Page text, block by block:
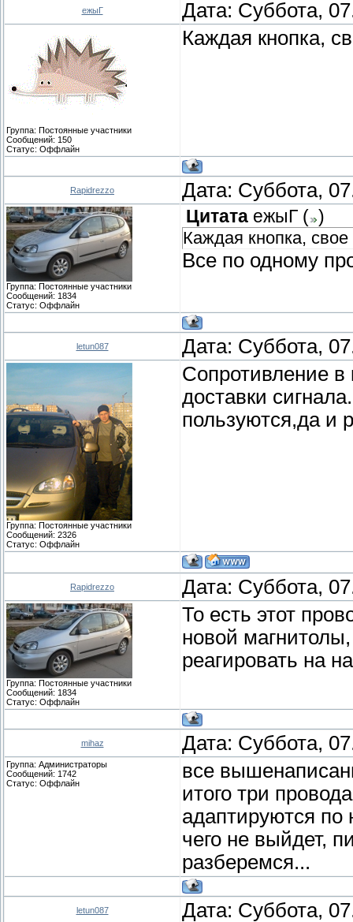
ежыГ Дата: Суббота,
Группа: Постоянные участники
Сообщений: 150
Статус: Оффлайн
Каждая кнопка,
Rapidrezzo Дата: Суббота,
Группа: Постоянные участники
Сообщений: 1834
Статус: Оффлайн
Цитата ежыГ ( )
Каждая кнопка,
Все по одному
letun087 Дата: Суббота,
Группа: Постоянные участники
Сообщений: 2326
Статус: Оффлайн
Сопротивление в
доставки
пользуются,да и
Rapidrezzo Дата: Суббота,
Группа: Постоянные участники
Сообщений: 1834
Статус: Оффлайн
То есть этот
новой
реагировать на
mihaz Дата: Суббота,
Группа: Администраторы
Сообщений: 1742
Статус: Оффлайн
все
итого три
адаптируются
чего не выйдет,
разберемся...
letun087 Дата: Суббота,